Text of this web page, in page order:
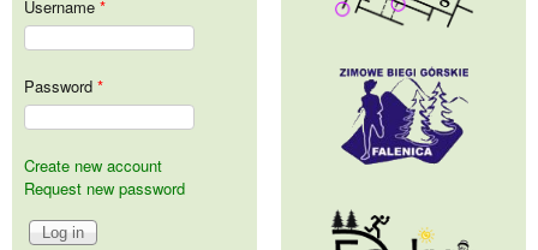
Username *
Password *
Create new account
Request new password